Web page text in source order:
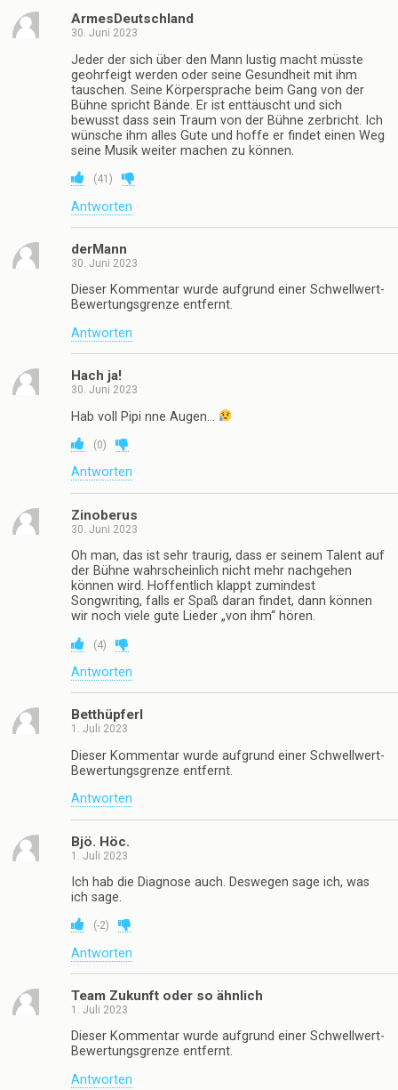
ArmesDeutschland
30. Juni 2023
Jeder der sich über den Mann lustig macht müsste
geohrfeigt werden oder seine Gesundheit mit ihm
tauschen. Seine Körpersprache beim Gang von der
Bühne spricht Bände. Er ist enttäuscht und sich
bewusst dass sein Traum von der Bühne zerbricht. Ich
wünsche ihm alles Gute und hoffe er findet einen Weg
seine Musik weiter machen zu können.
(41 )
Antworten
derMann
30. Juni 2023
Dieser Kommentar wurde aufgrund einer Schwellwert-
Bewertungsgrenze entfernt.
Antworten
Hach ja!
30. Juni 2023
Hab voll Pipi nne Augen…
(0)
Antworten
Zinoberus
30. Juni 2023
Oh man, das ist sehr traurig, dass er seinem Talent auf
der Bühne wahrscheinlich nicht mehr nachgehen
können wird. Hoffentlich klappt zumindest
Songwriting, falls er Spaß daran findet, dann können
wir noch viele gute Lieder „von ihm“ hören.
(4)
Antworten
Betthüpferl
1. Juli 2023
Dieser Kommentar wurde aufgrund einer Schwellwert-
Bewertungsgrenze entfernt.
Antworten
Bjö. Höc.
1. Juli 2023
Ich hab die Diagnose auch. Deswegen sage ich, was
ich sage.
(-2)
Antworten
Team Zukunft oder so ähnlich
1. Juli 2023
Dieser Kommentar wurde aufgrund einer Schwellwert-
Bewertungsgrenze entfernt.
Antworten